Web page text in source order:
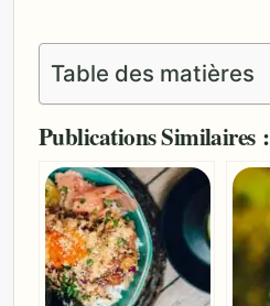
Table des matières
Publications Similaires :